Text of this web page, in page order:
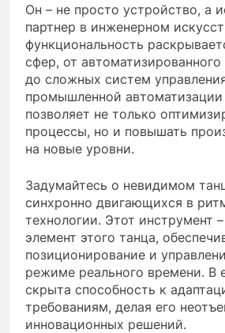
Он – не просто устройство, а
партнер в инженерном
функциональность
сфер, от
до сложных систем
промышленной
позволяет не только
процессы, но и повышать
на новые уровни.
Задумайтесь о невидимом
синхронно двигающихся в
технологии. Этот инструмент
элемент этого танца,
позиционирование и
режиме реального времени. В
скрыта способность к
требованиям, делая его
инновационных решений.